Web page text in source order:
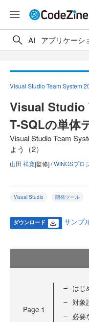
AI アプリケーシ
Visual Studio Team System
Visual Studio
T-SQLの単体
Visual Studio Team
よう（2）
山田 祥寛[監修] /WINGSプロ
Visual Studio 開発ツール
ダウンロード サンプ
Page 1
はじ
対象
必要